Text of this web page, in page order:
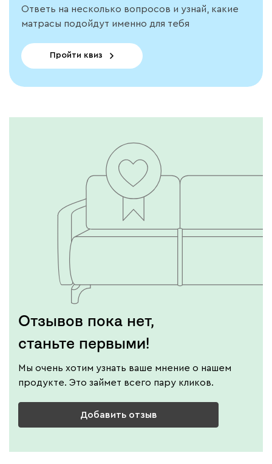
Ответь на несколько вопросов и узнай, какие
матрасы подойдут именно для тебя
Пройти квиз
Отзывов пока нет,
станьте первыми!
Мы очень хотим узнать ваше мнение о нашем
продукте. Это займет всего пару кликов.
Добавить отзыв